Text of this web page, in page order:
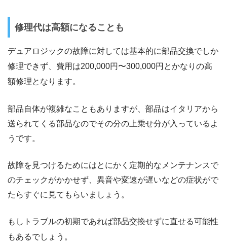
修理代は高額になることも
デュアロジックの故障に対しては基本的に部品交換でしか
修理できず、費用は200,000円〜300,000円とかなりの高
額修理となります。
部品自体が複雑なこともありますが、部品はイタリアから
送られてくる部品なのでその分の上乗せ分が入っているよ
うです。
故障を見つけるためにはとにかく定期的なメンテナンスで
のチェックがかかせず、異音や変速が遅いなどの症状がで
たらすぐに見てもらいましょう。
もしトラブルの初期であれば部品交換せずに直せる可能性
もあるでしょう。